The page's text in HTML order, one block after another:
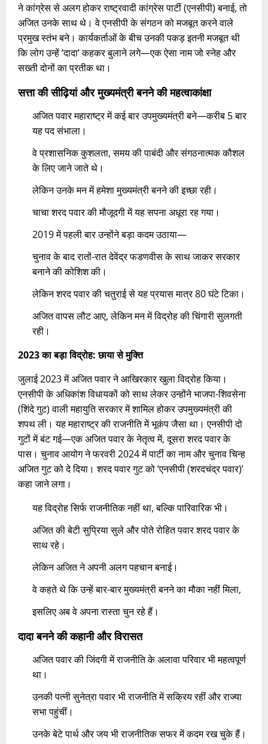
ने कांग्रेस से अलग होकर राष्ट्रवादी कांग्रेस पार्टी (एनसीपी) बनाई, तो
अजित उनके साथ थे। वे एनसीपी के संगठन को मजबूत करने वाले
प्रमुख स्तंभ बने। कार्यकर्ताओं के बीच उनकी पकड़ इतनी मजबूत थी
कि लोग उन्हें ‘दादा’ कहकर बुलाने लगे—एक ऐसा नाम जो स्नेह और
सख्ती दोनों का प्रतीक था।
सत्ता की सीढ़ियां और मुख्यमंत्री बनने की महत्वाकांक्षा
अजित पवार महाराष्ट्र में कई बार उपमुख्यमंत्री बने—करीब 5 बार
यह पद संभाला।
वे प्रशासनिक कुशलता, समय की पाबंदी और संगठनात्मक कौशल
के लिए जाने जाते थे।
लेकिन उनके मन में हमेशा मुख्यमंत्री बनने की इच्छा रही।
चाचा शरद पवार की मौजूदगी में यह सपना अधूरा रह गया।
2019 में पहली बार उन्होंने बड़ा कदम उठाया—
चुनाव के बाद रातों-रात देवेंद्र फडणवीस के साथ जाकर सरकार
बनाने की कोशिश की।
लेकिन शरद पवार की चतुराई से यह प्रयास मात्र 80 घंटे टिका।
अजित वापस लौट आए, लेकिन मन में विद्रोह की चिंगारी सुलगती
रही।
2023 का बड़ा विद्रोह: छाया से मुक्ति
जुलाई 2023 में अजित पवार ने आखिरकार खुला विद्रोह किया।
एनसीपी के अधिकांश विधायकों को साथ लेकर उन्होंने भाजपा-शिवसेना
(शिंदे गुट) वाली महायुति सरकार में शामिल होकर उपमुख्यमंत्री की
शपथ ली। यह महाराष्ट्र की राजनीति में भूकंप जैसा था। एनसीपी दो
गुटों में बंट गई—एक अजित पवार के नेतृत्व में, दूसरा शरद पवार के
पास। चुनाव आयोग ने फरवरी 2024 में पार्टी का नाम और चुनाव चिन्ह
अजित गुट को दे दिया। शरद पवार गुट को ‘एनसीपी (शरदचंद्र पवार)’
कहा जाने लगा।
यह विद्रोह सिर्फ राजनीतिक नहीं था, बल्कि पारिवारिक भी।
अजित की बेटी सुप्रिया सुले और पोते रोहित पवार शरद पवार के
साथ रहे।
लेकिन अजित ने अपनी अलग पहचान बनाई।
वे कहते थे कि उन्हें बार-बार मुख्यमंत्री बनने का मौका नहीं मिला,
इसलिए अब वे अपना रास्ता चुन रहे हैं।
दादा बनने की कहानी और विरासत
अजित पवार की जिंदगी में राजनीति के अलावा परिवार भी महत्वपूर्ण
था।
उनकी पत्नी सुनेत्रा पवार भी राजनीति में सक्रिय रहीं और राज्या
सभा पहुंचीं।
उनके बेटे पार्थ और जय भी राजनीतिक सफर में कदम रख चुके हैं।